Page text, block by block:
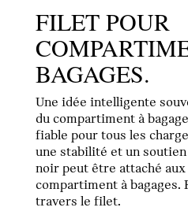
FILET POUR
BAGAGES.
Une idée intelligente
du compartiment à
fiable pour tous les
une stabilité et un
noir peut être attaché
compartiment à bagages.
travers le filet.